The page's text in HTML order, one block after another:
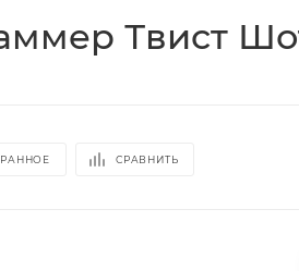
Твист
СРАВНИТЬ